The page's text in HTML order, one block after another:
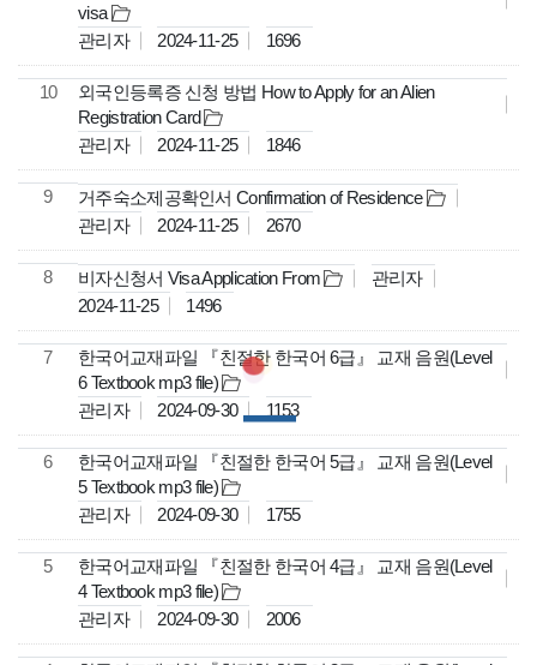
visa
관리자
2024-11-25 1696
10
외국인등록증 신청 방법 How to Apply for an Alien
Registration Card
관리자
2024-11-25 1846
9
거주숙소제공확인서 Confirmation of Residence
관리자
2024-11-25 2670
8 비자신청서 Visa Application From
관리자
2024-11-25
1496
7
한국어교재파일 『친절한 한국어 6급』 교재 음원(Level
6 Textbook mp3 file)
관리자
2024-09-30 1153
6
한국어교재파일 『친절한 한국어 5급』 교재 음원(Level
5 Textbook mp3 file)
관리자
2024-09-30 1755
5
한국어교재파일 『친절한 한국어 4급』 교재 음원(Level
4 Textbook mp3 file)
관리자
2024-09-30 2006